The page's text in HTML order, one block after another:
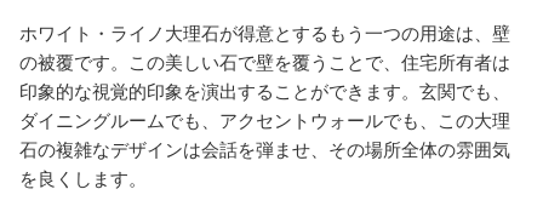
ホワイト・ライノ大理石が得意とするもう一つの用途は、壁
の被覆です。この美しい石で壁を覆うことで、住宅所有者は
印象的な視覚的印象を演出することができます。玄関でも、
ダイニングルームでも、アクセントウォールでも、この大理
石の複雑なデザインは会話を弾ませ、その場所全体の雰囲気
を良くします。